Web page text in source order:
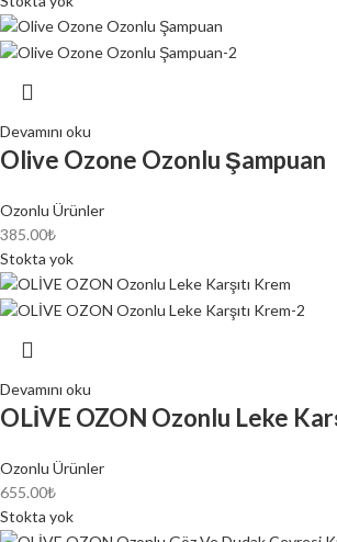
Devamını oku
Olive Ozone Ozonlu Şampuan
Ozonlu Ürünler
385.00₺
Stokta yok
Devamını oku
OLİVE OZON Ozonlu Leke
Ozonlu Ürünler
655.00₺
Stokta yok